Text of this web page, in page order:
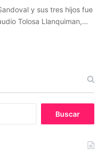
y sus tres hijos fue
Tolosa Llanquiman,…